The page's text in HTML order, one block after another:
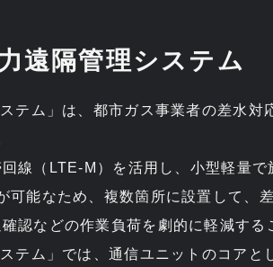
遠隔管理システム
テム」は、都市ガス事業者の差水対
線（LTE-M）を活用し、小型軽量で
可能なため、複数箇所に設置して、
認などの作業負荷を劇的に軽減する
テム」では、通信ユニットのコアと